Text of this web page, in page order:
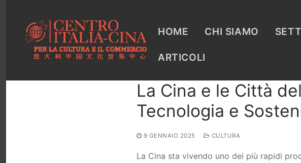
contenuto
HOME CHI SIAMO
ARTICOLI
La Cina e le Città
Tecnologia e
9 GENNAIO 2025 CULTURA
La Cina sta vivendo uno dei più rapidi